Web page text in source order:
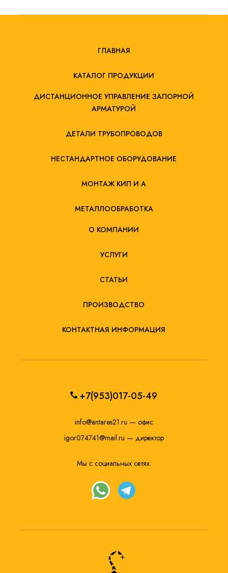
ГЛАВНАЯ
КАТАЛОГ ПРОДУКЦИИ
ДИСТАНЦИОННОЕ УПРАВЛЕНИЕ ЗАПОРНОЙ
АРМАТУРОЙ
ДЕТАЛИ ТРУБОПРОВОДОВ
НЕСТАНДАРТНОЕ ОБОРУДОВАНИЕ
МОНТАЖ КИП И А
МЕТАЛЛООБРАБОТКА
О КОМПАНИИ
УСЛУГИ
СТАТЬИ
ПРОИЗВОДСТВО
КОНТАКТНАЯ ИНФОРМАЦИЯ
+7(953)017-05-49
info@antares21.ru — офис
igor074741@mail.ru — директор
Мы с социальных сетях: